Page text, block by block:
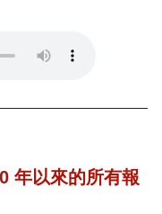
年以來的所有報